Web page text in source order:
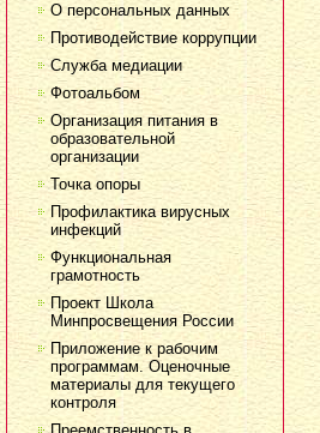
О персональных данных
Противодействие коррупции
Служба медиации
Фотоальбом
Организация питания в
образовательной
организации
Точка опоры
Профилактика вирусных
инфекций
Функциональная
грамотность
Проект Школа
Минпросвещения России
Приложение к рабочим
программам. Оценочные
материалы для текущего
контроля